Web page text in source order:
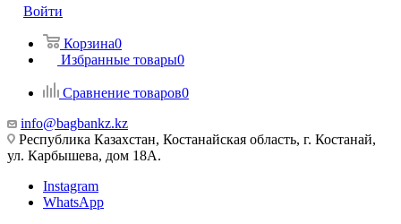
Войти
Корзина0
Избранные товары0
Сравнение товаров0
info@bagbankz.kz
Республика Казахстан, Костанайская область, г. Костанай,
ул. Карбышева, дом 18А.
Instagram
WhatsApp